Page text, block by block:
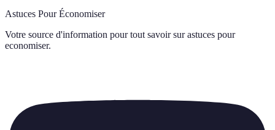
Astuces Pour Économiser
Votre source d'information pour tout savoir sur astuces pour
economiser.